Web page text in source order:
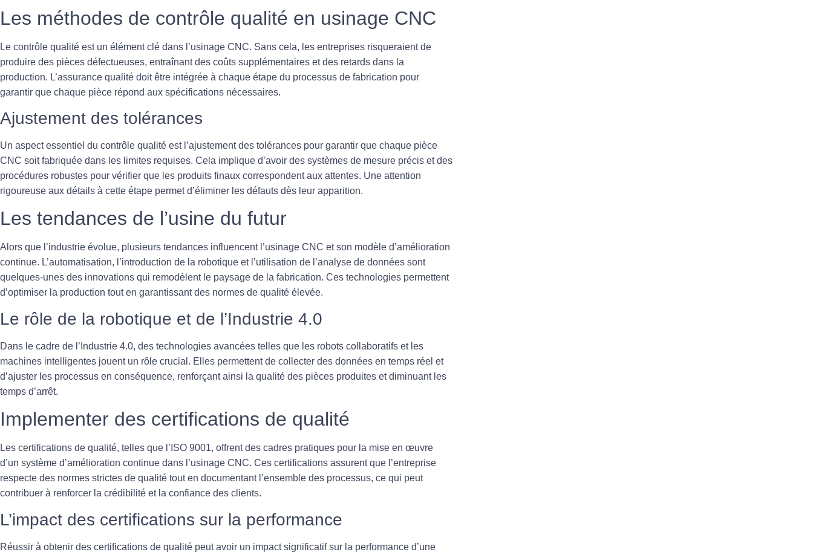
Les méthodes de contrôle qualité en usinage CNC
Le contrôle qualité est un élément clé dans l’usinage CNC. Sans cela, les entreprises risqueraient de
produire des pièces défectueuses, entraînant des coûts supplémentaires et des retards dans la
production. L’assurance qualité doit être intégrée à chaque étape du processus de fabrication pour
garantir que chaque pièce répond aux spécifications nécessaires.
Ajustement des tolérances
Un aspect essentiel du contrôle qualité est l’ajustement des tolérances pour garantir que chaque pièce
CNC soit fabriquée dans les limites requises. Cela implique d’avoir des systèmes de mesure précis et des
procédures robustes pour vérifier que les produits finaux correspondent aux attentes. Une attention
rigoureuse aux détails à cette étape permet d’éliminer les défauts dès leur apparition.
Les tendances de l’usine du futur
Alors que l’industrie évolue, plusieurs tendances influencent l’usinage CNC et son modèle d’amélioration
continue. L’automatisation, l’introduction de la robotique et l’utilisation de l’analyse de données sont
quelques-unes des innovations qui remodèlent le paysage de la fabrication. Ces technologies permettent
d’optimiser la production tout en garantissant des normes de qualité élevée.
Le rôle de la robotique et de l’Industrie 4.0
Dans le cadre de l’Industrie 4.0, des technologies avancées telles que les robots collaboratifs et les
machines intelligentes jouent un rôle crucial. Elles permettent de collecter des données en temps réel et
d’ajuster les processus en conséquence, renforçant ainsi la qualité des pièces produites et diminuant les
temps d’arrêt.
Implementer des certifications de qualité
Les certifications de qualité, telles que l’ISO 9001, offrent des cadres pratiques pour la mise en œuvre
d’un système d’amélioration continue dans l’usinage CNC. Ces certifications assurent que l’entreprise
respecte des normes strictes de qualité tout en documentant l’ensemble des processus, ce qui peut
contribuer à renforcer la crédibilité et la confiance des clients.
L’impact des certifications sur la performance
Réussir à obtenir des certifications de qualité peut avoir un impact significatif sur la performance d’une